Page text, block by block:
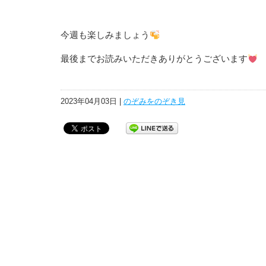
今週も楽しみましょう
最後までお読みいただきありがとうございます
2023年04月03日 | のぞみをのぞき見